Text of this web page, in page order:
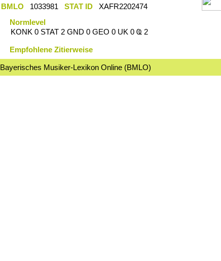
BMLO 1033981 STAT ID
XAFR2202474
Normlevel
KONK 0 STAT 2 GND 0 GEO 0 UK 0 Ҩ 2
Empfohlene Zitierweise
Bayerisches Musiker-Lexikon Online (BMLO)